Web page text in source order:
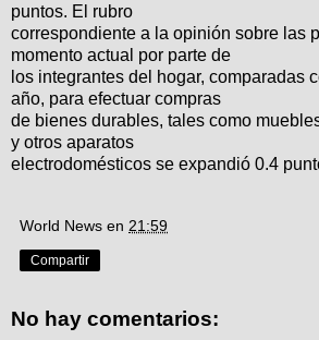
puntos. El rubro
correspondiente a la opinión sobre las
momento actual por parte de
los integrantes del hogar, comparadas
año, para efectuar compras
de bienes durables, tales como
y otros aparatos
electrodomésticos se expandió 0.4
World News en 21:59
Compartir
No hay comentarios: